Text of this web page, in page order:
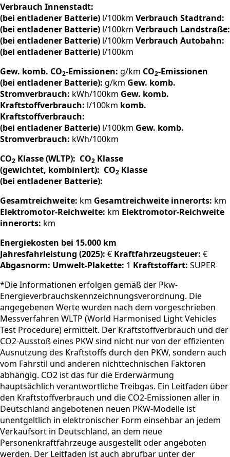
Verbrauch Innenstadt:
(bei entladener Batterie) l/100km Verbrauch Stadtrand:
(bei entladener Batterie) l/100km Verbrauch Landstraße:
(bei entladener Batterie) l/100km Verbrauch Autobahn:
(bei entladener Batterie) l/100km
Gew. komb. CO2-Emissionen: g/km CO2-Emissionen
(bei entladener Batterie): g/km Gew. komb.
Stromverbrauch: kWh/100km Gew. komb.
Kraftstoffverbrauch: l/100km komb.
Kraftstoffverbrauch:
(bei entladener Batterie) l/100km Gew. komb.
Stromverbrauch: kWh/100km
CO2 Klasse (WLTP): CO2 Klasse
(gewichtet, kombiniert): CO2 Klasse
(bei entladener Batterie):
Gesamtreichweite: km Gesamtreichweite innerorts: km
Elektromotor-Reichweite: km Elektromotor-Reichweite
innerorts: km
Energiekosten bei 15.000 km
Jahresfahrleistung (2025): € Kraftfahrzeugsteuer: €
Abgasnorm: Umwelt-Plakette: 1 Kraftstoffart: SUPER
*Die Informationen erfolgen gemäß der Pkw-
Energieverbrauchskennzeichnungsverordnung. Die
angegebenen Werte wurden nach dem vorgeschrieben
Messverfahren WLTP (World Harmonised Light Vehicles
Test Procedure) ermittelt. Der Kraftstoffverbrauch und der
CO2-Ausstoß eines PKW sind nicht nur von der effizienten
Ausnutzung des Kraftstoffs durch den PKW, sondern auch
vom Fahrstil und anderen nichttechnischen Faktoren
abhängig. CO2 ist das für die Erderwärmung
hauptsächlich verantwortliche Treibgas. Ein Leitfaden über
den Kraftstoffverbrauch und die CO2-Emissionen aller in
Deutschland angebotenen neuen PKW-Modelle ist
unentgeltlich in elektronischer Form einsehbar an jedem
Verkaufsort in Deutschland, an dem neue
Personenkraftfahrzeuge ausgestellt oder angeboten
werden. Der Leitfaden ist auch abrufbar unter der